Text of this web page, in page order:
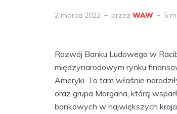
2 marca 2022 przez WAW 5
Rozwój Banku Ludowego w
międzynarodowym rynku
Ameryki. To tam właśnie
oraz grupa Morgana, którą
bankowych w największych